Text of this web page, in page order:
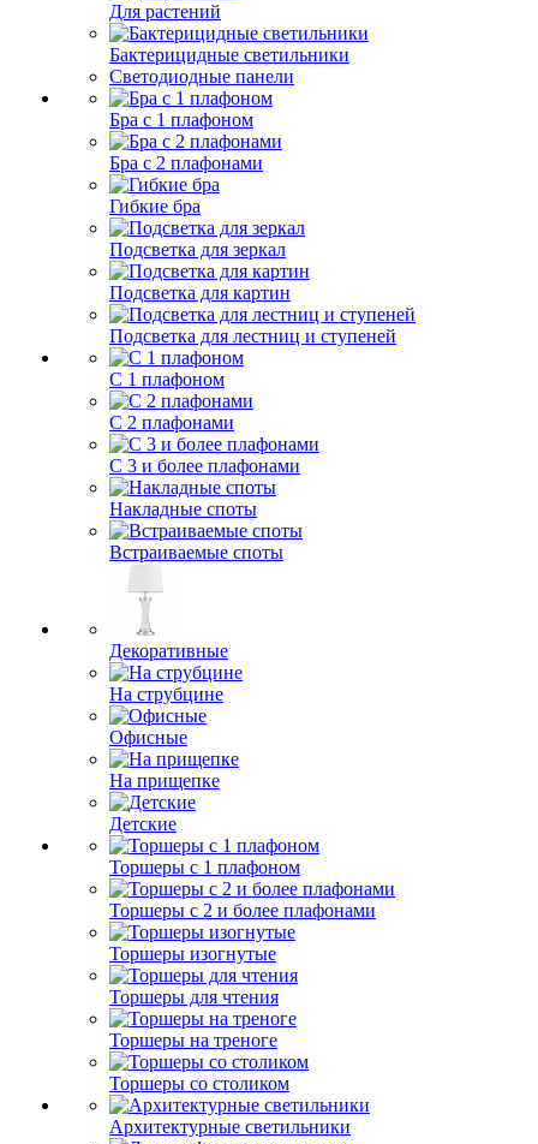
Для растений
Бактерицидные светильники
Светодиодные панели
Бра с 1 плафоном
Бра с 2 плафонами
Гибкие бра
Подсветка для зеркал
Подсветка для картин
Подсветка для лестниц и ступеней
С 1 плафоном
С 2 плафонами
С 3 и более плафонами
Накладные споты
Встраиваемые споты
Декоративные
На струбцине
Офисные
На прищепке
Детские
Торшеры с 1 плафоном
Торшеры с 2 и более плафонами
Торшеры изогнутые
Торшеры для чтения
Торшеры на треноге
Торшеры со столиком
Архитектурные светильники